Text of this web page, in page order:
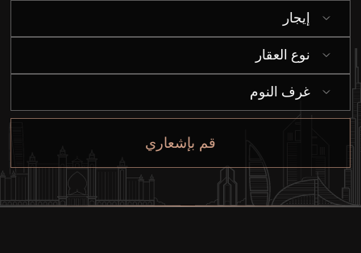
إيجار
إيجار
نوع العقار
غرف النوم
قم بإشعاري